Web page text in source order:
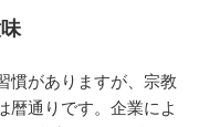
慣がありますが、宗教
暦通りです。企業によ